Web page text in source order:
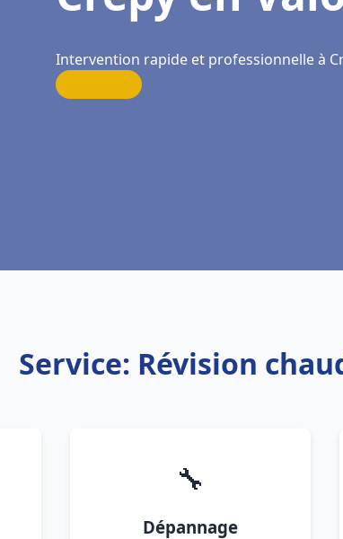
Intervention rapide et professionnelle à
Service: Révision
🔧
Dépannage